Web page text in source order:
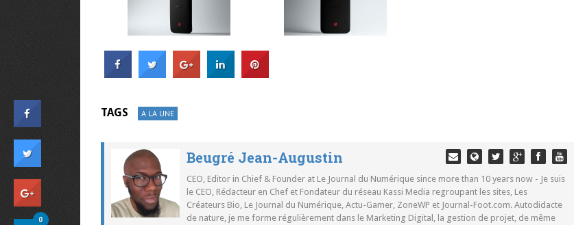
TAGS A LA UNE
Beugré Jean-Augustin
CEO, Editor in Chief & Founder at Le Journal du Numérique since more than 10 years now - Je suis
le CEO, Rédacteur en Chef et Fondateur du réseau Kassi Media regroupant les sites, Les
Créateurs Bio, Le Journal du Numérique, Actu-Gamer, ZoneWP et Journal-Foot.com. Autodidacte
de nature, je me forme régulièrement dans le Marketing Digital, la gestion de projet, de même
0